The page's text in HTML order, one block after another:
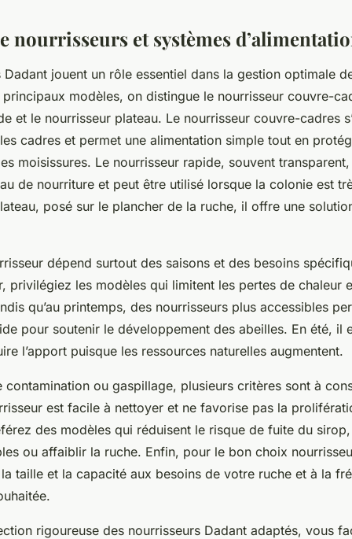
nourrisseurs et systèmes
Dadant jouent un rôle essentiel dans la gestion optimale
modèles, on distingue le nourrisseur couvre-
et le nourrisseur plateau. Le nourrisseur couvre-cadres
cadres et permet une alimentation simple tout en
moisissures. Le nourrisseur rapide, souvent
de nourriture et peut être utilisé lorsque la colonie est
posé sur le plancher de la ruche, il offre une
dépend surtout des saisons et des besoins
privilégiez les modèles qui limitent les pertes de chaleur
qu’au printemps, des nourrisseurs plus accessibles
pour soutenir le développement des abeilles. En été, il
l’apport puisque les ressources naturelles augmentent.
contamination ou gaspillage, plusieurs critères sont à
est facile à nettoyer et ne favorise pas la
des modèles qui réduisent le risque de fuite du
ou affaiblir la ruche. Enfin, pour le bon choix
taille et la capacité aux besoins de votre ruche et à la
rigoureuse des nourrisseurs Dadant adaptés, vous